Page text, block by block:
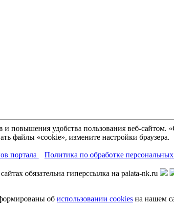
и повышения удобства пользования веб-
файлы «cookie», измените настройки браузера.
портала Политика по обработке
обязательна гиперссылка на palata-nk.ru
об использовании cookies на нашем